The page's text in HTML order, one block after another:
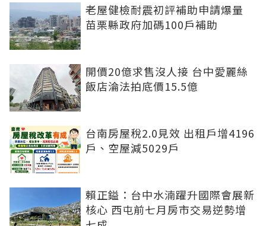
老屋健檢耐震初評補助申請爆量
苗栗縣政府加碼100戶補助
開價20億求售沒人接 台中愛麗絲
飯店淪法拍底價15.5億
台南房屋稅2.0見效 出租戶增4196
戶、空屋減5029戶
賴正鎰：台中水湳躍升國際會展新
核心 西屯前七月房市交易逆勢增